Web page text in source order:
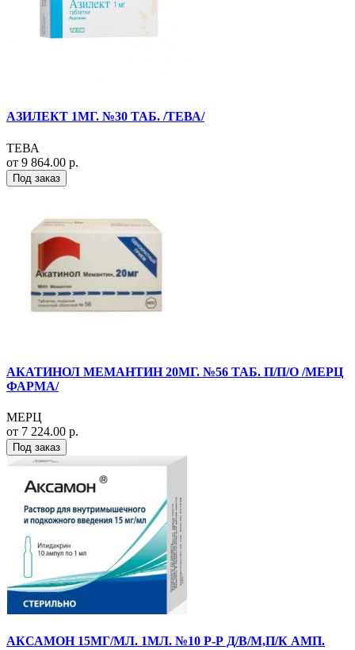
АЗИЛЕКТ 1МГ. №30 ТАБ. /ТЕВА/
ТЕВА
от 9 864.00 р.
Под заказ
АКАТИНОЛ МЕМАНТИН 20МГ. №56 ТАБ. П/П/О /МЕРЦ
ФАРМА/
МЕРЦ
от 7 224.00 р.
Под заказ
АКСАМОН 15МГ/МЛ. 1МЛ. №10 Р-Р Д/В/М,П/К АМП.